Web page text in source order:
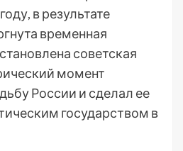
в результате
временная
советская
момент
России и сделал ее
государством в